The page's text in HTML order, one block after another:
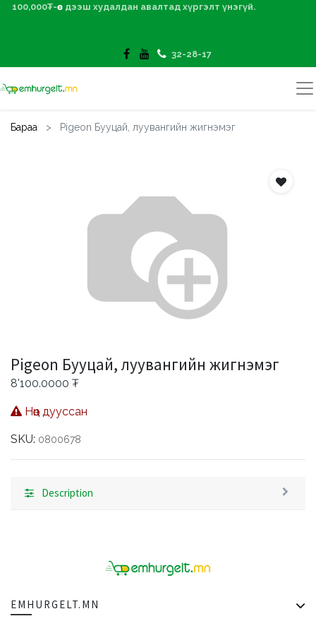
100,000₮-өөс дээш худалдан авалтад хүргэлт үнэгүй.
32-28-17
Бараа Pigeon Бууцай, луувангийн жигнэмэг
Pigeon Бууцай, луувангийн жигнэмэг
8'100.0000 ₮
Нөөц дууссан
SKU: 0800678
Description
EMHURGELT.MN